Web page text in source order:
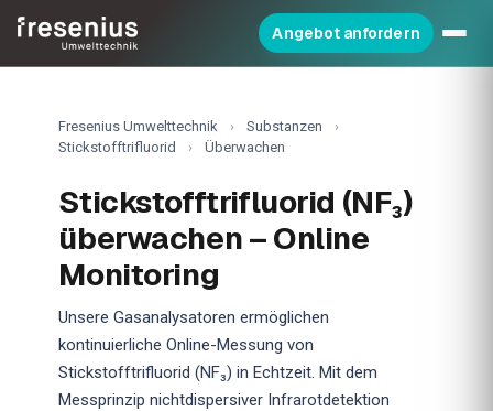
Angebot anfordern
Fresenius Umwelttechnik › Substanzen
›
Stickstofftrifluorid
› Überwachen
Stickstofftrifluorid (NF₃)
überwachen – Online
Monitoring
Unsere Gasanalysatoren ermöglichen
kontinuierliche Online-Messung von
Stickstofftrifluorid (NF₃) in Echtzeit. Mit dem
Messprinzip nichtdispersiver Infrarotdetektion